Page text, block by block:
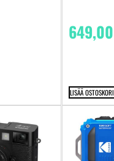
649,00
LISÄÄ